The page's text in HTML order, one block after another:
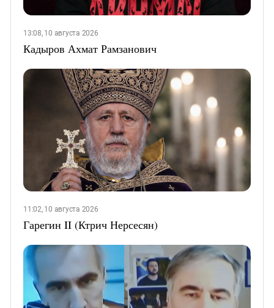
13:08, 10 августа 2026
Кадыров Ахмат Рамзанович
11:02, 10 августа 2026
Гарегин II (Ктрич Нерсесян)